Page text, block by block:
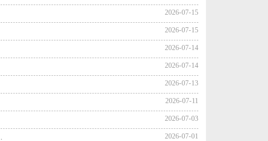
2026-07-15
2026-07-15
2026-07-14
2026-07-14
2026-07-13
2026-07-11
2026-07-03
2026-07-01